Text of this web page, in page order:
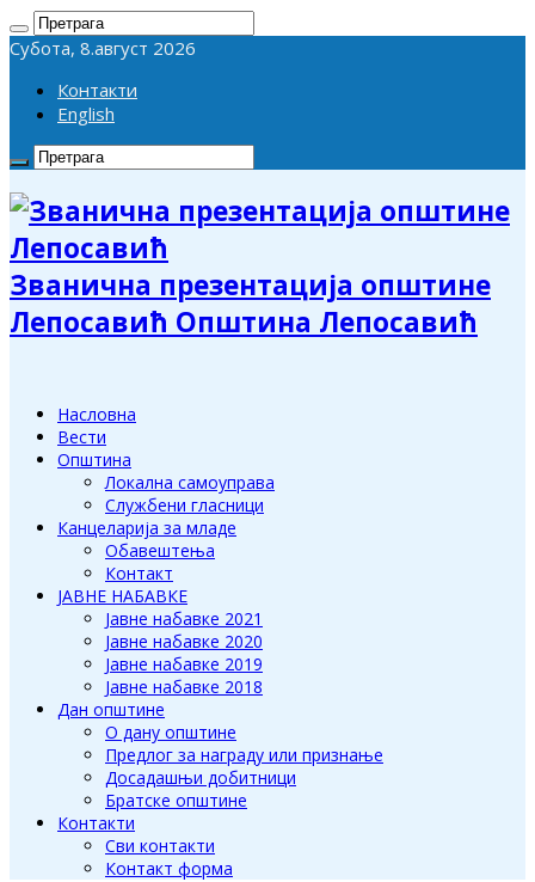
Субота, 8.август 2026
Контакти
English
Званична презентација општине
Лепосавић Општина Лепосавић
Насловна
Вести
Општина
Локална самоуправа
Службени гласници
Канцеларија за младе
Обавештења
Контакт
ЈАВНЕ НАБАВКЕ
Јавне набавке 2021
Јавне набавке 2020
Јавне набавке 2019
Јавне набавке 2018
Дан општине
О дану општине
Предлог за награду или признање
Досадашњи добитници
Братске општине
Контакти
Сви контакти
Контакт форма